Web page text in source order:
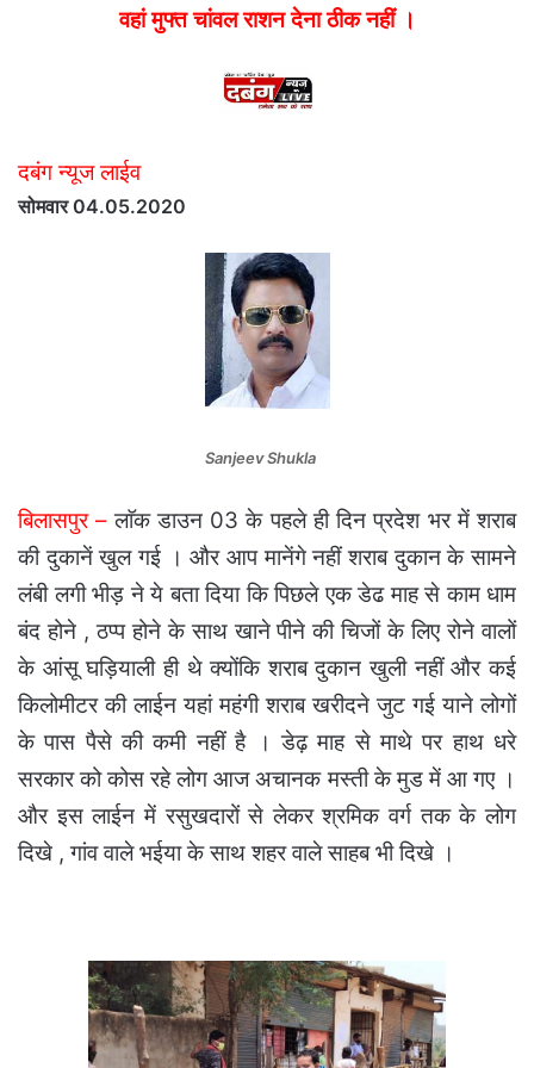
वहां मुफ्त चांवल राशन देना ठीक नहीं ।
दबंग न्यूज लाईव
सोमवार 04.05.2020
Sanjeev Shukla
बिलासपुर –लाॅक डाउन 03 के पहले ही दिन प्रदेश भर में शराब
की दुकानें खुल गई । और आप मानेंगे नहीं शराब दुकान के सामने
लंबी लगी भीड़ ने ये बता दिया कि पिछले एक डेढ माह से काम धाम
बंद होने , ठप्प होने के साथ खाने पीने की चिजों के लिए रोने वालों
के आंसू घड़ियाली ही थे क्योंकि शराब दुकान खुली नहीं और कई
किलोमीटर की लाईन यहां महंगी शराब खरीदने जुट गई याने लोगों
के पास पैसे की कमी नहीं है । डेढ़ माह से माथे पर हाथ धरे
सरकार को कोस रहे लोग आज अचानक मस्ती के मुड में आ गए ।
और इस लाईन में रसुखदारों से लेकर श्रमिक वर्ग तक के लोग
दिखे , गांव वाले भईया के साथ शहर वाले साहब भी दिखे ।